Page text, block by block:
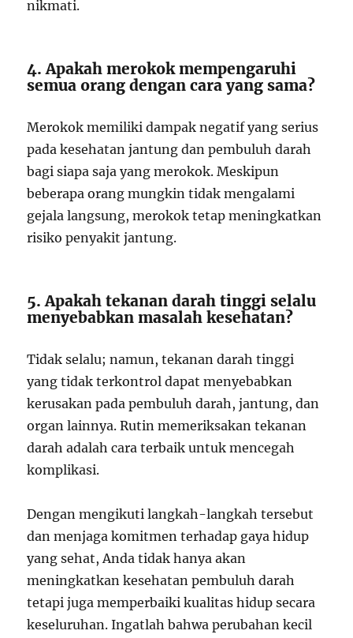
nikmati.
4. Apakah merokok mempengaruhi
semua orang dengan cara yang sama?
Merokok memiliki dampak negatif yang serius
pada kesehatan jantung dan pembuluh darah
bagi siapa saja yang merokok. Meskipun
beberapa orang mungkin tidak mengalami
gejala langsung, merokok tetap meningkatkan
risiko penyakit jantung.
5. Apakah tekanan darah tinggi selalu
menyebabkan masalah kesehatan?
Tidak selalu; namun, tekanan darah tinggi
yang tidak terkontrol dapat menyebabkan
kerusakan pada pembuluh darah, jantung, dan
organ lainnya. Rutin memeriksakan tekanan
darah adalah cara terbaik untuk mencegah
komplikasi.
Dengan mengikuti langkah-langkah tersebut
dan menjaga komitmen terhadap gaya hidup
yang sehat, Anda tidak hanya akan
meningkatkan kesehatan pembuluh darah
tetapi juga memperbaiki kualitas hidup secara
keseluruhan. Ingatlah bahwa perubahan kecil